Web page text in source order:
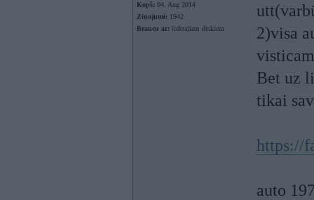
Kopš: 04. Aug 2014
Ziņojumi: 1942
Braucu ar: liektajiem diskiem
2)visa
Bet uz
tikai
https://
auto